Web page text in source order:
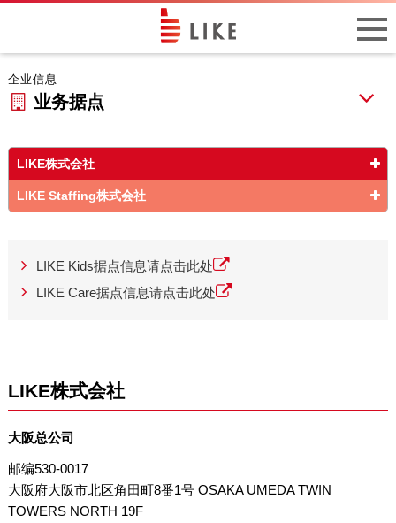
企业信息
业务据点
LIKE株式会社
LIKE Staffing株式会社
LIKE Kids据点信息请点击此处
LIKE Care据点信息请点击此处
LIKE株式会社
大阪总公司
邮编530-0017
大阪府大阪市北区角田町8番1号 OSAKA UMEDA TWIN
TOWERS NORTH 19F